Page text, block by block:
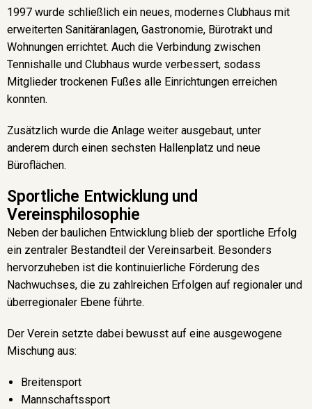
1997 wurde schließlich ein neues, modernes Clubhaus mit
erweiterten Sanitäranlagen, Gastronomie, Bürotrakt und
Wohnungen errichtet. Auch die Verbindung zwischen
Tennishalle und Clubhaus wurde verbessert, sodass
Mitglieder trockenen Fußes alle Einrichtungen erreichen
konnten.
Zusätzlich wurde die Anlage weiter ausgebaut, unter
anderem durch einen sechsten Hallenplatz und neue
Büroflächen.
Sportliche Entwicklung und
Vereinsphilosophie
Neben der baulichen Entwicklung blieb der sportliche Erfolg
ein zentraler Bestandteil der Vereinsarbeit. Besonders
hervorzuheben ist die kontinuierliche Förderung des
Nachwuchses, die zu zahlreichen Erfolgen auf regionaler und
überregionaler Ebene führte.
Der Verein setzte dabei bewusst auf eine ausgewogene
Mischung aus:
Breitensport
Mannschaftssport